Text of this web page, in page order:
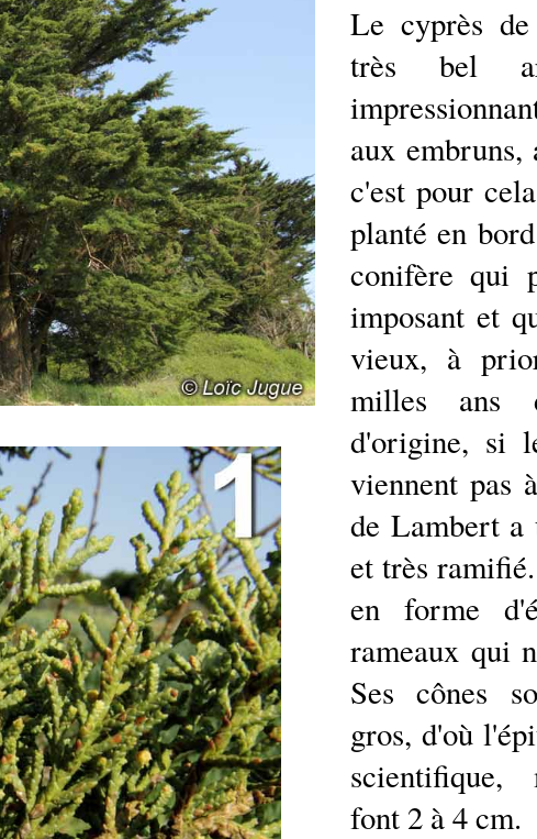
Le cyprès
très bel
aux
c'est pour
planté en
conifère qui
imposant et
vieux, à
milles ans
d'origine, si
viennent pas
de Lambert a
et très
en forme
rameaux qui
Ses cônes
gros, d'où
scientifique,
font 2 à 4 cm.